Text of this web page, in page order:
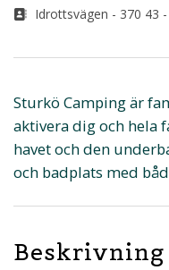
Idrottsvägen - 370 43
Sturkö Camping är
aktivera dig och hela
havet och den
och badplats med
Beskrivning